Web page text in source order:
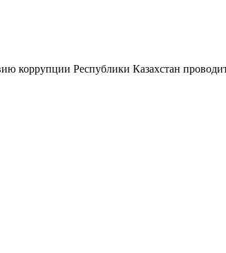
коррупции Республики Казахстан